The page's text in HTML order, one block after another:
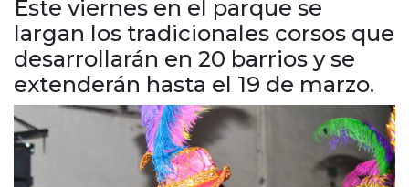
Cruz del Eje
Corredor de Ansenuza
La Carlota y zona
Laboulaye y sur
Bell Ville
Río Tercero
Despeñaderos
Este viernes en el parque se
largan los tradicionales corsos que
desarrollarán en 20 barrios y se
extenderán hasta el 19 de marzo.